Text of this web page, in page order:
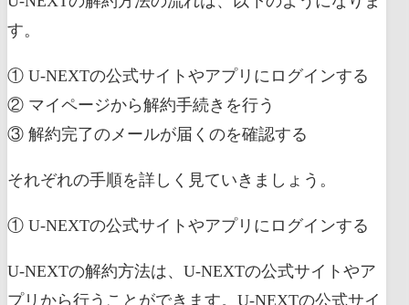
す。
① U-NEXTの公式サイトやアプリにログインする
② マイページから解約手続きを行う
③ 解約完了のメールが届くのを確認する
それぞれの手順を詳しく見ていきましょう。
① U-NEXTの公式サイトやアプリにログインする
U-NEXTの解約方法は、U-NEXTの公式サイトやア
プリから行うことができます。U-NEXTの公式サイ